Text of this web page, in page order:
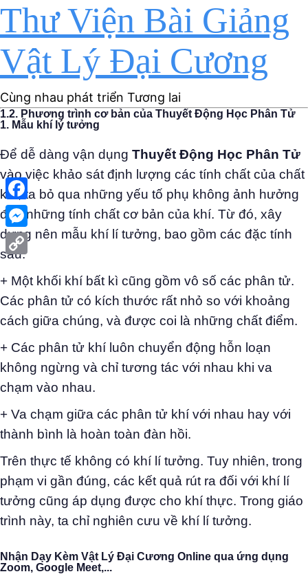
Thư Viện Bài Giảng
Vật Lý Đại Cương
Cùng nhau phát triển Tương lai
1.2. Phương trình cơ bản của Thuyết Động Học Phân Tử
1. Mẫu khí lý tưởng
Để dễ dàng vận dụng Thuyết Động Học Phân Tử
vào việc khảo sát định lượng các tính chất của chất
khí, ta bỏ qua những yếu tố phụ không ảnh hưởng
đến những tính chất cơ bản của khí. Từ đó, xây
dựng nên mẫu khí lí tưởng, bao gồm các đặc tính
sau:
+ Một khối khí bất kì cũng gồm vô số các phân tử.
Các phân tử có kích thước rất nhỏ so với khoảng
cách giữa chúng, và được coi là những chất điểm.
+ Các phân tử khí luôn chuyển động hỗn loạn
không ngừng và chỉ tương tác với nhau khi va
chạm vào nhau.
+ Va chạm giữa các phân tử khí với nhau hay với
thành bình là hoàn toàn đàn hồi.
Trên thực tế không có khí lí tưởng. Tuy nhiên, trong
phạm vi gần đúng, các kết quả rút ra đối với khí lí
tưởng cũng áp dụng được cho khí thực. Trong giáo
trình này, ta chỉ nghiên cưu về khí lí tưởng.
Nhận Dạy Kèm Vật Lý Đại Cương Online qua ứng dụng
Zoom, Google Meet,...
Facebook
Messenger
Link